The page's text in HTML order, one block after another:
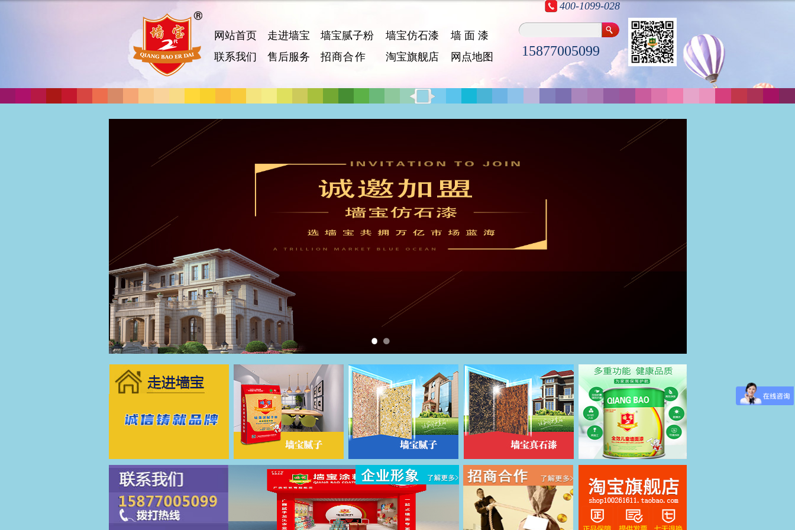
网站首页 走进墙宝 墙宝腻子粉 墙宝仿石漆
墙 面 漆
联系我们
售后服务 招 商 合 作 淘宝旗舰店 网点地图
400-1099-028
15877005099